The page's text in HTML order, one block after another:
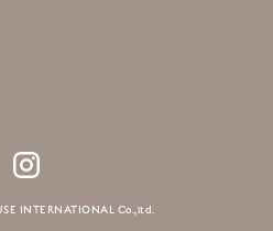
INTERNATIONAL Co.,ltd.